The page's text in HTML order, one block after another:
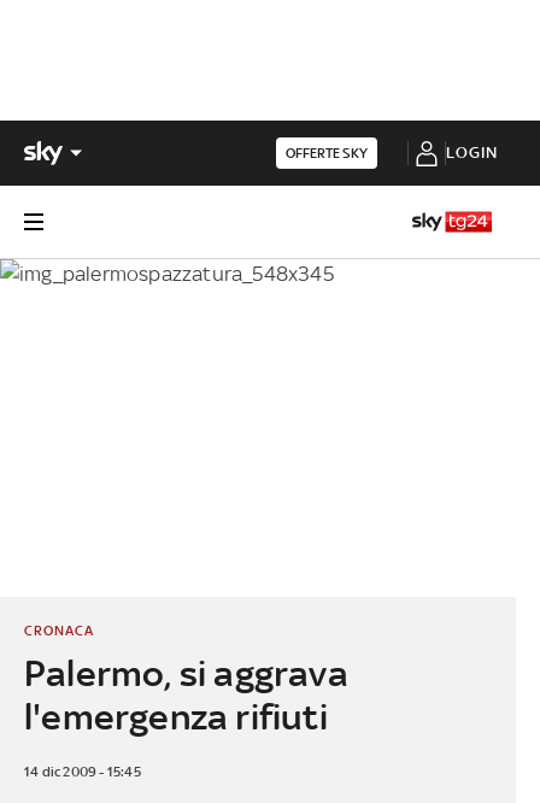
OFFERTE SKY LOGIN
Palermo, si aggrava
l'emergenza rifiuti
CRONACA
14 dic 2009 - 15:45